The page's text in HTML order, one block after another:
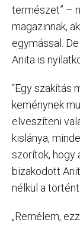
természet” –
magazinnak,
egymással.
Anita is
“Egy szakítás
keménynek
elveszíteni
kislánya,
szorítok, hogy
bizakodott
nélkül a
„Remélem,